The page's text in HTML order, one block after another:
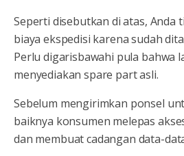
Seperti disebutkan di atas, Anda
biaya ekspedisi karena sudah
Perlu digarisbawahi pula bahwa
menyediakan spare part asli.
Sebelum mengirimkan ponsel
baiknya konsumen melepas
dan membuat cadangan data-